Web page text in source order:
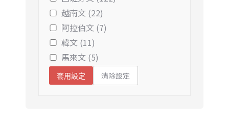
越南文 (22)
阿拉伯文 (7)
韓文 (11)
馬來文 (5)
套用設定 清除設定